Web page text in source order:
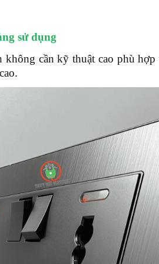
sử dụng
không cần kỹ thuật cao phù